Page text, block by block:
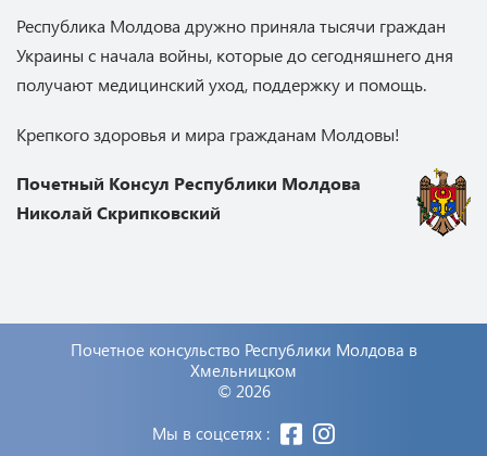
Республика Молдова дружно приняла тысячи граждан
Украины с начала войны, которые до сегодняшнего дня
получают медицинский уход, поддержку и помощь.
Крепкого здоровья и мира гражданам Молдовы!
Почетный Консул Республики Молдова
Николай Скрипковский
Почетное консульство Республики Молдова в
Хмельницком
© 2026
Мы в соцсетях :